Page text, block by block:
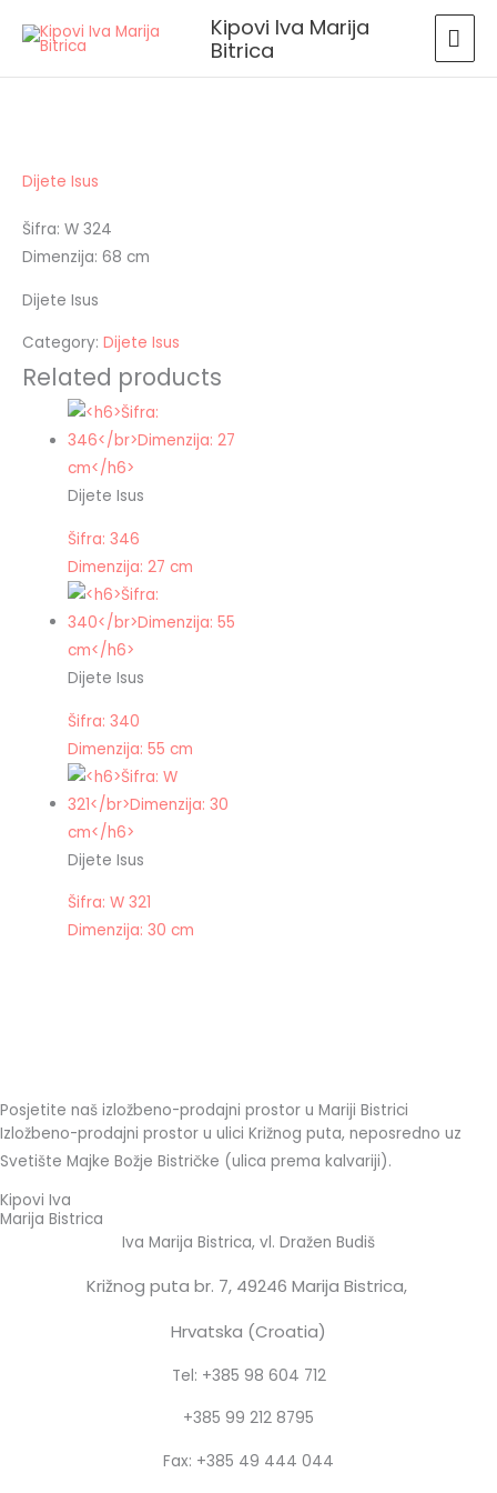
Kipovi Iva Marija
Bitrica
Dijete Isus
Šifra: W 324
Dimenzija: 68 cm
Dijete Isus
Category: Dijete Isus
Related products
Dijete Isus
Šifra: 346
Dimenzija: 27 cm
Dijete Isus
Šifra: 340
Dimenzija: 55 cm
Dijete Isus
Šifra: W 321
Dimenzija: 30 cm
Posjetite naš izložbeno-prodajni prostor u Mariji Bistrici
Izložbeno-prodajni prostor u ulici Križnog puta, neposredno uz
Svetište Majke Božje Bistričke (ulica prema kalvariji).
Kipovi Iva
Marija Bistrica
Iva Marija Bistrica, vl. Dražen Budiš
Križnog puta br. 7, 49246 Marija Bistrica,
Hrvatska (Croatia)
Tel: +385 98 604 712
+385 99 212 8795
Fax: +385 49 444 044